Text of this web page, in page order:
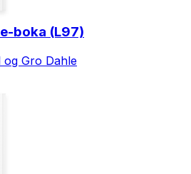
boka (L97)
og Gro Dahle